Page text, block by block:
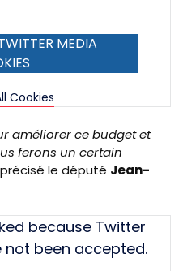
MEDIA
Cookies
améliorer ce budget et
ferons un certain
le député Jean-
because Twitter
not been accepted.